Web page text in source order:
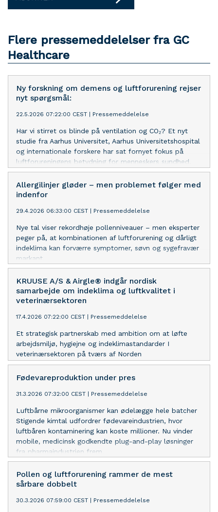
Flere pressemeddelelser fra GC
Healthcare
Ny forskning om demens og luftforurening rejser
nyt spørgsmål:
22.5.2026 07:22:00 CEST Pressemeddelelse
Har vi stirret os blinde på ventilation og CO₂? Et nyt
studie fra Aarhus Universitet, Aarhus Universitetshospital
og internationale forskere har sat fornyet fokus på
luftforureningens betydning for menneskers sundhed.
Forskerne har analyseret data fra mere end 2,1 millioner
danskere og peger på en tydelig sammenhæng mellem
langvarig eksponering for luftforurening og øget risiko
Parkinson-relateret demens.
Allergilinjer gløder – men problemet følger med
indenfor
29.4.2026 06:33:00 CEST Pressemeddelelse
Nye tal viser rekordhøje pollenniveauer – men eksperter
peger på, at kombinationen af luftforurening og dårligt
indeklima kan forværre symptomer, søvn og sygefravær
markant.
KRUUSE A/S & Airgle® indgår nordisk
samarbejde om indeklima og luftkvalitet i
veterinærsektoren
17.4.2026 07:22:00 CEST Pressemeddelelse
Et strategisk partnerskab med ambition om at løfte
arbejdsmiljø, hygiejne og indeklimastandarder I
veterinærsektoren på tværs af Norden
Fødevareproduktion under pres
31.3.2026 07:32:00 CEST Pressemeddelelse
Luftbårne mikroorganismer kan ødelægge hele batcher
Stigende kimtal udfordrer fødevareindustrien, hvor
luftbåren kontaminering kan koste millioner. Nu vinder
mobile, medicinsk godkendte plug-and-play løsninger
fra pharmaindustrien frem.
Pollen og luftforurening rammer de mest
sårbare dobbelt
30.3.2026 07:59:00 CEST Pressemeddelelse